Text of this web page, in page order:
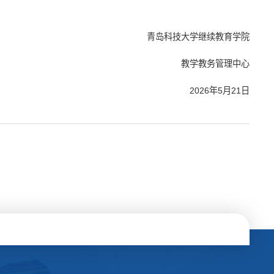
青岛科技大学继续教育学院
教学教务管理中心
2026年5月21日